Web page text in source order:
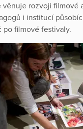
rozvoji filmové
i institucí
po filmové festivaly.